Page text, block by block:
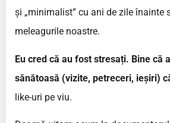
și „minimalist” cu ani de zile înainte
meleagurile noastre.
Eu cred că au fost stresați. Bine că
sănătoasă (vizite, petreceri, ieșiri)
like-uri pe viu.